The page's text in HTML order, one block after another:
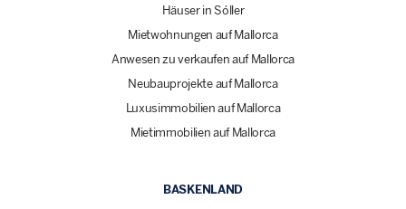
Häuser in Sóller
Mietwohnungen auf Mallorca
Anwesen zu verkaufen auf Mallorca
Neubauprojekte auf Mallorca
Luxusimmobilien auf Mallorca
Mietimmobilien auf Mallorca
BASKENLAND